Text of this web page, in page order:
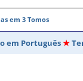
em 3 Tomos
em Português